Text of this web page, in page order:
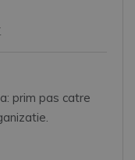
prim pas catre